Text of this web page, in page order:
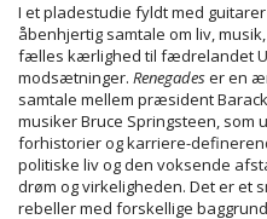
I et pladestudie fyldt med
åbenhjertig samtale om liv,
fælles kærlighed til fædrelandet
modsætninger. Renegadeser en
samtale mellem præsident
musiker Bruce Springsteen,
forhistorier og karriere-
politiske liv og den voksende
drøm og virkeligheden. Det er et
rebeller med forskellige